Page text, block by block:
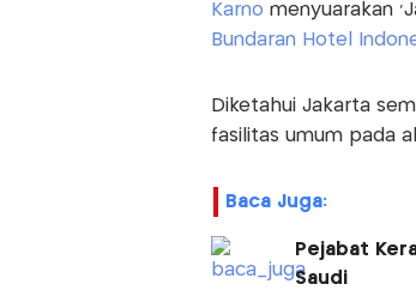
Karno menyuarakan
Bundaran Hotel
Diketahui Jakarta
fasilitas umum pada
Baca Juga:
Pejabat
Saudi